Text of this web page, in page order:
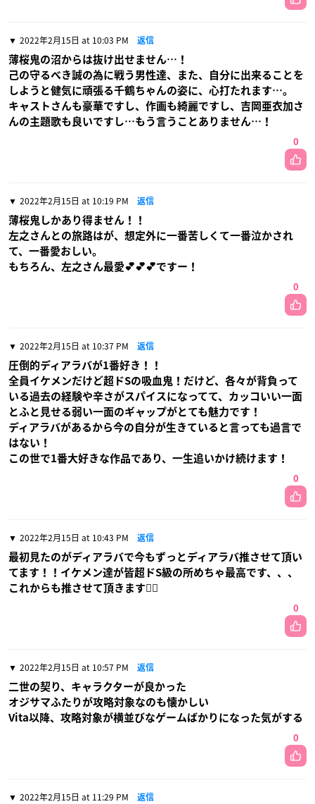
2022年2月15日 at 10:03 PM 返信
薄桜鬼の沼からは抜け出せません…！
己の守るべき誠の為に戦う男性達、また、自分に出来ることを
しようと健気に頑張る千鶴ちゃんの姿に、心打たれます…。
キャストさんも豪華ですし、作画も綺麗ですし、吉岡亜衣加さ
んの主題歌も良いですし…もう言うことありません…！
0
2022年2月15日 at 10:19 PM 返信
薄桜鬼しかあり得ません！！
左之さんとの旅路はが、想定外に一番苦しくて一番泣かされ
て、一番愛おしい。
もちろん、左之さん最愛💕💕💕ですー！
0
2022年2月15日 at 10:37 PM 返信
圧倒的ディアラバが1番好き！！
全員イケメンだけど超ドSの吸血鬼！だけど、各々が背負って
いる過去の経験や辛さがスパイスになってて、カッコいい一面
とふと見せる弱い一面のギャップがとても魅力です！
ディアラバがあるから今の自分が生きていると言っても過言で
はない！
この世で1番大好きな作品であり、一生追いかけ続けます！
0
2022年2月15日 at 10:43 PM 返信
最初見たのがディアラバで今もずっとディアラバ推させて頂い
てます！！イケメン達が皆超ドS級の所めちゃ最高です、、、
これからも推させて頂きます🙇‍♀️
0
2022年2月15日 at 10:57 PM 返信
二世の契り、キャラクターが良かった
オジサマふたりが攻略対象なのも懐かしい
Vita以降、攻略対象が横並びなゲームばかりになった気がする
0
2022年2月15日 at 11:29 PM 返信